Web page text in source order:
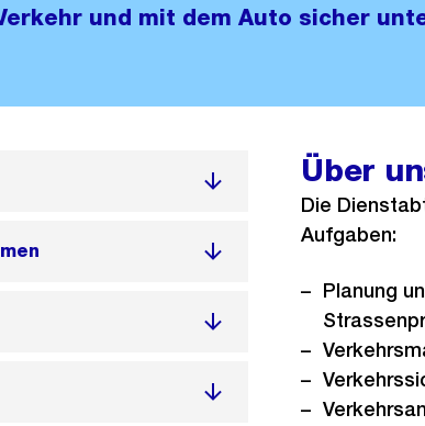
und mit dem Auto sicher
Über
Die
Aufgaben:
Planung